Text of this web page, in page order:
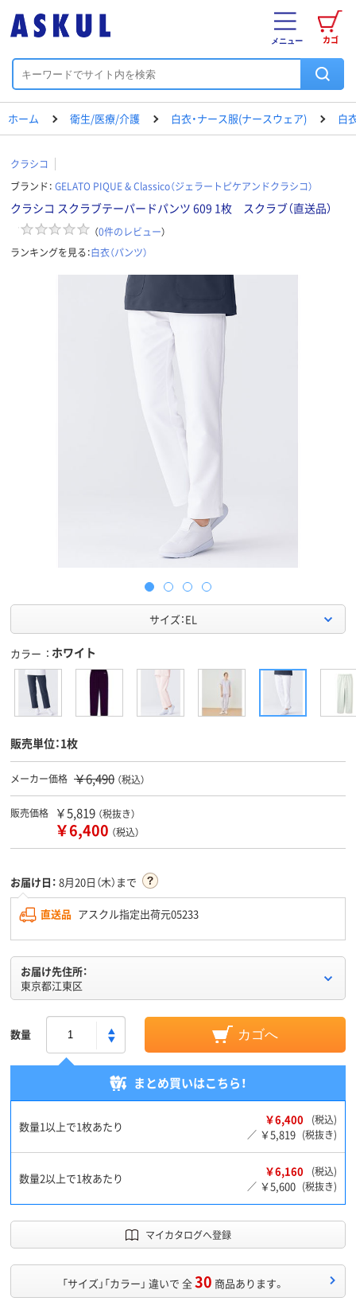
カゴ
メニュー
ホーム 衛生/医療/介護 白衣・ナース服(ナースウェア) 白
クラシコ
ブランド： GELATO PIQUE & Classico（ジェラートピケアンドクラシコ）
クラシコ スクラブテーパードパンツ 609 1枚 スクラブ（直送品）
（0件のレビュー）
ランキングを見る：白衣（パンツ）
サイズ：EL
カラー ホワイト
販売単位：1枚
メーカー価格 ￥6,490 （税込）
販売価格 ￥5,819 （税抜き）
￥6,400 （税込）
お届け日： 8月20日（木）まで
直送品 アスクル指定出荷元05233
お届け先住所：
東京都江東区
数量 カゴへ
まとめ買いはこちら！
数量1以上で1枚あたり ￥6,400
(税込)
／ ￥5,819 (税抜き)
数量2以上で1枚あたり ￥6,160
(税込)
／ ￥5,600 (税抜き)
マイカタログへ登録
「サイズ」「カラー」 違いで 全30 商品あります。